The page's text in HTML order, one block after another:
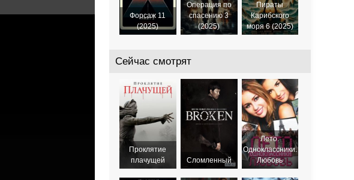
Форсаж 11
(2025)
Операция по
спасению 3
(2025)
Пираты
Карибского
моря 6 (2025)
Сейчас смотрят
Проклятие
плачущей
Сломленный
Лето.
Одноклассники.
Любовь